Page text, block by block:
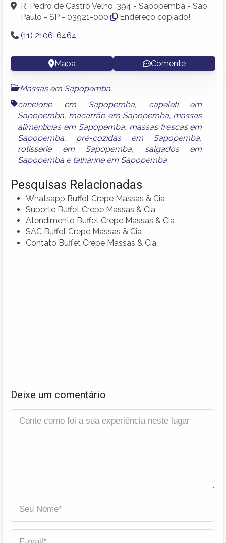
R. Pedro de Castro Velho, 394 - Sapopemba - São
Paulo - SP - 03921-000
Endereço copiado!
(11) 2106-6464
Mapa Comente
Massas em Sapopemba
canelone em Sapopemba, capeleti em
Sapopemba, macarrão em Sapopemba, massas
alimentícias em Sapopemba, massas frescas em
Sapopemba, pré-cozidas em Sapopemba,
rotisserie em Sapopemba, salgados em
Sapopemba e talharine em Sapopemba
Pesquisas Relacionadas
Whatsapp Buffet Crepe Massas & Cia
Suporte Buffet Crepe Massas & Cia
Atendimento Buffet Crepe Massas & Cia
SAC Buffet Crepe Massas & Cia
Contato Buffet Crepe Massas & Cia
Deixe um comentário